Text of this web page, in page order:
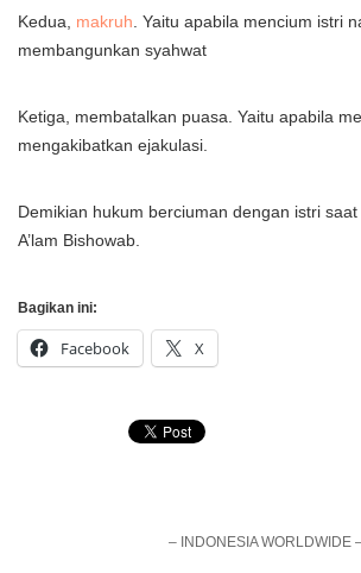
Kedua, makruh . Yaitu apabila mencium istri
membangunkan syahwat
Ketiga, membatalkan puasa. Yaitu apabila
mengakibatkan ejakulasi.
Demikian hukum berciuman dengan istri
A’lam Bishowab.
Bagikan ini:
Facebook X
– INDONESIA WORLDWIDE